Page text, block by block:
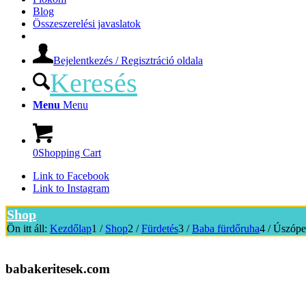
Blog
Összeszerelési javaslatok
Bejelentkezés / Regisztráció oldala
Keresés
Menu Menu
0Shopping Cart
Link to Facebook
Link to Instagram
Shop
Ön itt áll: Kezdőlap1 / Shop2 / Fürdetés3 / Baba fürdőruha4 /
babakeritesek.com